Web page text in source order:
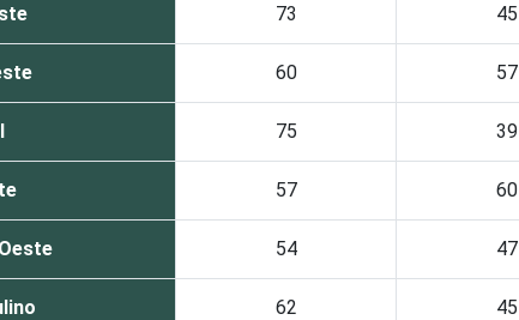
73 45
60 57
75 39
57 60
54 47
62 45